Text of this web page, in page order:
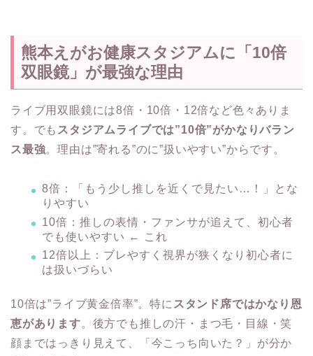
熊本えがお健康スタジアムに「10倍
双眼鏡」が最強な理由
ライブ用双眼鏡には8倍・10倍・12倍など色々ありま
す。でも スタジアムライブでは”10倍”がかなりバラン
ス最強。理由は”寄れる”のに”扱いやすい”からです。
8倍：「もう少し推しを近くで見たい…！」とな
りやすい
10倍：推しの表情・ファンサが追えて、初心者
でも使いやすい ← これ
12倍以上：ブレやすく視界が狭くなり初心者に
は扱いづらい
10倍は”ライブ黄金倍率”。特に スタンド席ではかなり恩
恵があります。後方でも推しの汗・まつ毛・目線・笑
顔まではっきり見えて、「今こっち向いた？」が分か